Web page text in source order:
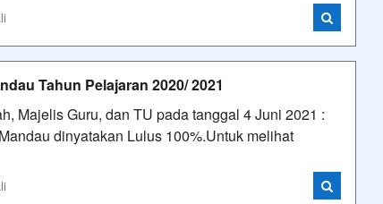
Tahun Pelajaran 2020/ 2021
Majelis Guru, dan TU pada tanggal 4 Juni 2021 :
dinyatakan Lulus 100%.Untuk melihat